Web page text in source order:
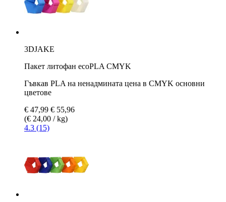
3DJAKE
Пакет литофан ecoPLA CMYK
Гъвкав PLA на ненадмината цена в CMYK основни
цветове
€ 47,99 € 55,96
(€ 24,00 / kg)
4.3 (15)